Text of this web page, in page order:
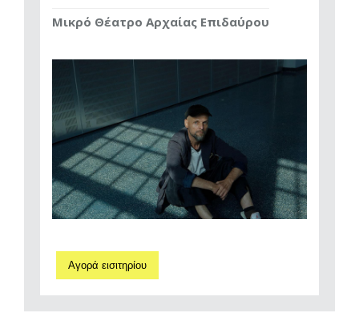
Μικρό Θέατρο Αρχαίας Επιδαύρου
Αγορά εισιτηρίου